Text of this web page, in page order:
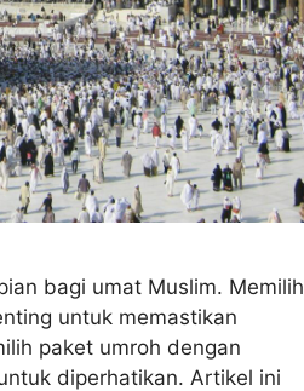
bagi umat Muslim. Memilih
untuk memastikan
paket umroh dengan
diperhatikan. Artikel ini